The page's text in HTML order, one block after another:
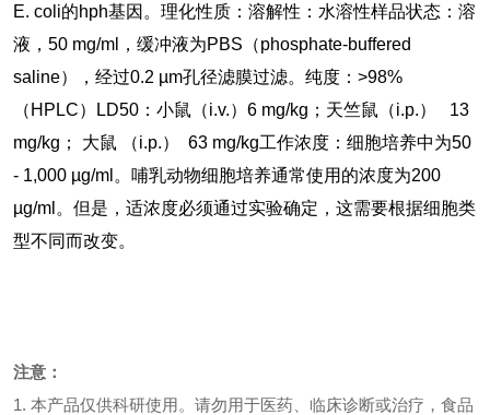
E. coli的hph基因。 理化性质： 溶解性：水溶性样品状态：溶
液，50 mg/ml，缓冲液为PBS（phosphate-buffered
saline），经过0.2 µm孔径滤膜过滤。 纯度：>98%
（HPLC）
LD50：小鼠（i.v.）6 mg/kg；天竺鼠（i.p.） 13
mg/kg； 大鼠 （i.p.） 63 mg/kg工作浓度：细胞培养中为50
- 1,000 µg/ml。哺乳动物细胞培养通常使用的浓度为200
µg/ml。但是，适浓度必须通过实验确定，这需要根据细胞类
型不同而改变。
注意：
1. 本产品仅供科研使用。请勿用于医药、临床诊断或治疗，食品